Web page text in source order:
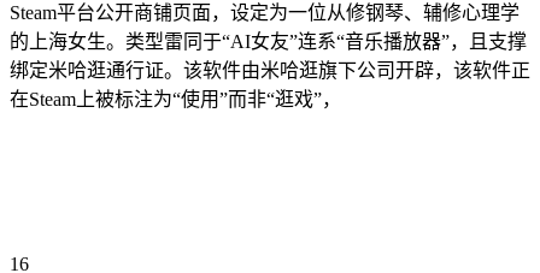
Steam平台公开商铺页面，设定为一位从修钢琴、辅修心理学
的上海女生。类型雷同于“AI女友”连系“音乐播放器”，且支撑
绑定米哈逛通行证。该软件由米哈逛旗下公司开辟，该软件正
在Steam上被标注为“使用”而非“逛戏”，
16